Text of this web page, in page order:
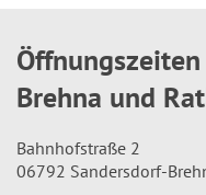
Brehna und
Bahnhofstraße 2
06792 Sandersdorf-